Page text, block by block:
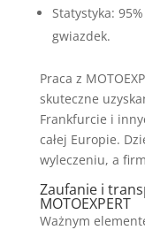
Statystyka:
gwiazdek.
Praca z
skuteczne
Frankfurcie i
całej Europie.
wyleczeniu, a
Zaufanie i
MOTOEXPERT
Ważnym